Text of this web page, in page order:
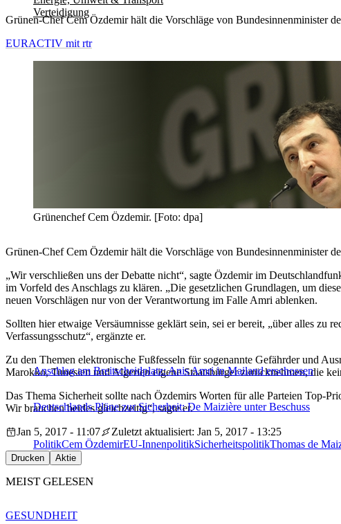
Verteidigung
Grünen-Chef Cem Özdemir hält die Vorschläge von Bundesinnenminister
EURACTIV mit rtr
Grünenchef Cem Özdemir. [Foto: dpa]
Grünen-Chef Cem Özdemir hält die Vorschläge von Bundesinnenminister
„Wir verschließen uns der Debatte nicht“, sagte Özdemir im
im Vorfeld des Anschlags zu klären. „Die gesetzlichen Grundlagen, um
neuen Vorschlägen nur von der Verantwortung im Falle Amri ablenken.
Sollten hier etwaige Versäumnisse geklärt sein, sei er bereit, „über alles
Verfassungsschutz“, ergänzte er.
Anschlag am Breitscheidplatz: Anis Amri in Mailand erschossen
Zu den Themen elektronische Fußfesseln für sogenannte Gefährder und
Marokko, Tunesien und Algerien eigene Staatsbürger zurücknehmen, die
Deutschlands Pläne zur Sicherheit: De Maizière unter Beschuss
Das Thema Sicherheit sollte nach Özdemirs Worten für alle Parteien Top-
Wir brauchen beides gleichzeitig“, sagte er.
Jan 5, 2017 - 11:07
Zuletzt aktualisiert: Jan 5, 2017 - 13:25
PolitikCem ÖzdemirEU-InnenpolitikSicherheitspolitikThomas de
Drucken Aktie
MEIST GELESEN
GESUNDHEIT